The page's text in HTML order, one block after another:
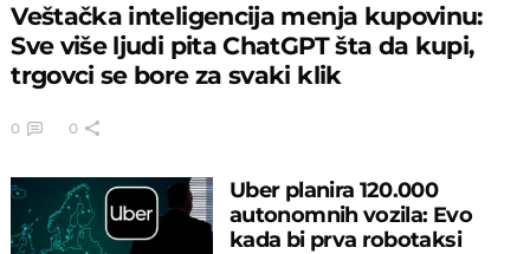
Veštačka inteligencija menja kupovinu:
Sve više ljudi pita ChatGPT šta da kupi,
trgovci se bore za svaki klik
0 0
Uber planira 120.000
autonomnih vozila: Evo
kada bi prva robotaksi